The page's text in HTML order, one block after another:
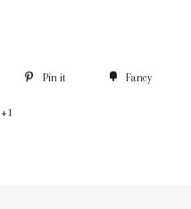
Pin it Fancy
+1